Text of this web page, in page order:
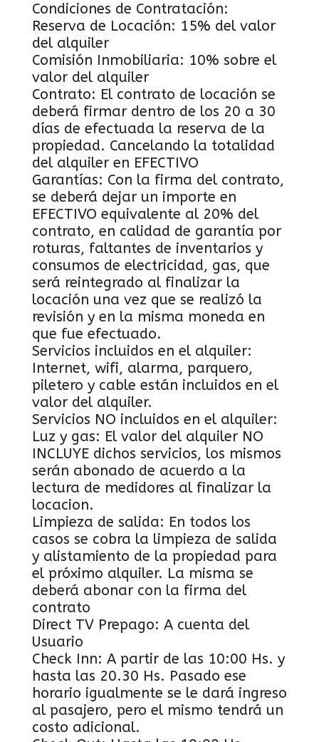
Condiciones de Contratación:
Reserva de Locación: 15% del valor
del alquiler
Comisión Inmobiliaria: 10% sobre el
valor del alquiler
Contrato: El contrato de locación se
deberá firmar dentro de los 20 a 30
días de efectuada la reserva de la
propiedad. Cancelando la totalidad
del alquiler en EFECTIVO
Garantías: Con la firma del contrato,
se deberá dejar un importe en
EFECTIVO equivalente al 20% del
contrato, en calidad de garantía por
roturas, faltantes de inventarios y
consumos de electricidad, gas, que
será reintegrado al finalizar la
locación una vez que se realizó la
revisión y en la misma moneda en
que fue efectuado.
Servicios incluidos en el alquiler:
Internet, wifi, alarma, parquero,
piletero y cable están incluidos en el
valor del alquiler.
Servicios NO incluidos en el alquiler:
Luz y gas: El valor del alquiler NO
INCLUYE dichos servicios, los mismos
serán abonado de acuerdo a la
lectura de medidores al finalizar la
locacion.
Limpieza de salida: En todos los
casos se cobra la limpieza de salida
y alistamiento de la propiedad para
el próximo alquiler. La misma se
deberá abonar con la firma del
contrato
Direct TV Prepago: A cuenta del
Usuario
Check Inn: A partir de las 10:00 Hs. y
hasta las 20.30 Hs. Pasado ese
horario igualmente se le dará ingreso
al pasajero, pero el mismo tendrá un
costo adicional.